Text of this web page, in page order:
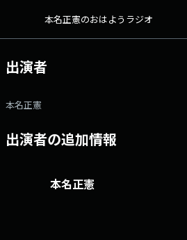
ライト 8:20 朝刊拾い読み 8:30 広島、昭
本名正憲のおはようラジオ
出演者
本名正憲
出演者の追加情報
本名正憲